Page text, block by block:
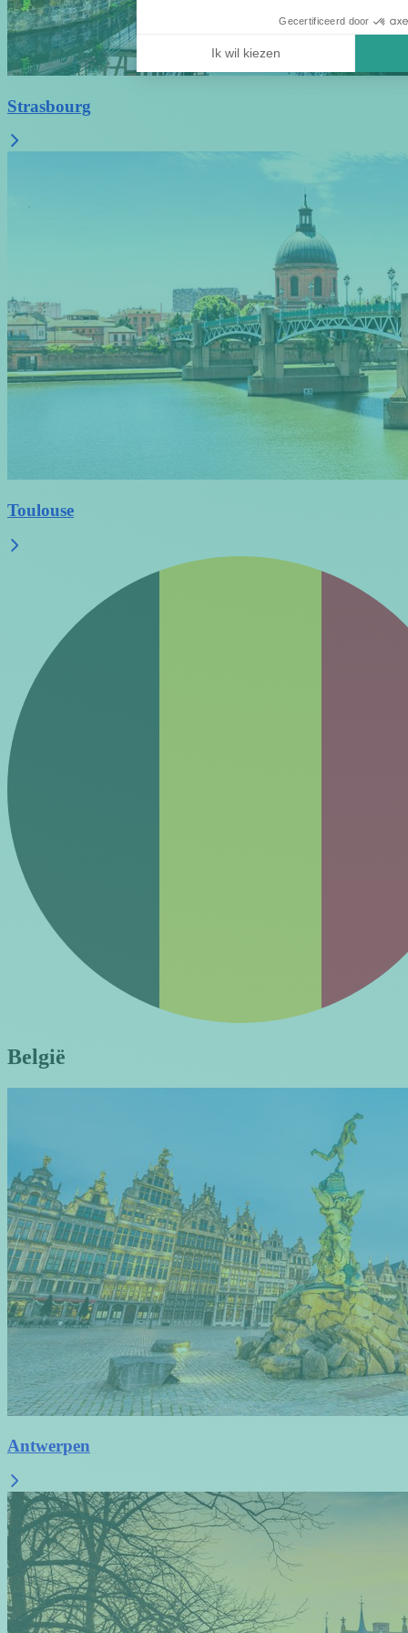
Gecertificeerd door
Ik wil kiezen
Strasbourg
Toulouse
België
Antwerpen